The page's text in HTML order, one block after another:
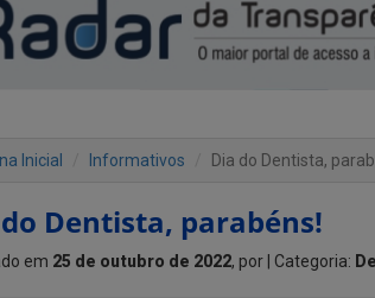
Inicial Informativos Dia do Dentista,
Dentista, parabéns!
em 25 de outubro de 2022, por | Categoria: